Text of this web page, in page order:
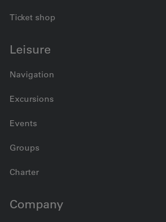
Ticket shop
Leisure
Navigation
Excursions
Events
Groups
Charter
Company